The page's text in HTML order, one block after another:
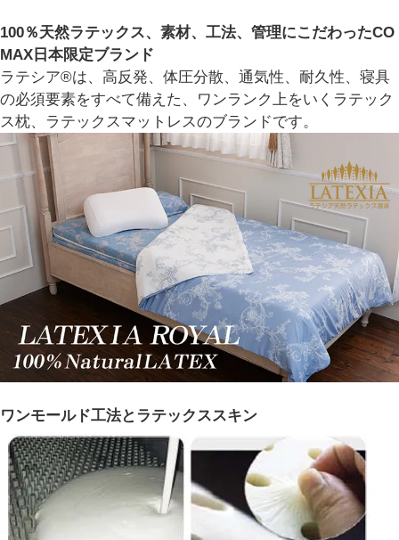
100％天然ラテックス、素材、工法、管理にこだわったCO
MAX日本限定ブランド
ラテシア®は、高反発、体圧分散、通気性、耐久性、寝具
の必須要素をすべて備えた、ワンランク上をいくラテック
ス枕、ラテックスマットレスのブランドです。
ワンモールド工法とラテックススキン